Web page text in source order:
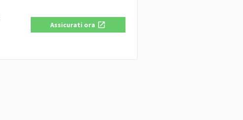
Assicurati ora